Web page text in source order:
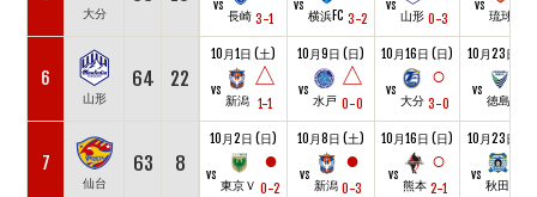
大分
vs
長崎 3-1
vs
横浜FC 3-2
vs
山形 0-3
vs
琉球
6
山形
64 22
10月1日 (土)
vs
新潟
△
1-1
10月9日 (日)
vs
水戸
△
0-0
10月16日 (日)
vs
大分
○
3-0
10月23日 (
vs
徳島
7
仙台
63 8
10月2日 (日)
vs
東京Ｖ
●
0-2
10月8日 (土)
vs
新潟
●
0-3
10月16日 (日)
vs
熊本
○
2-1
10月23日 (
vs
秋田